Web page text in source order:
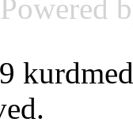
Powered